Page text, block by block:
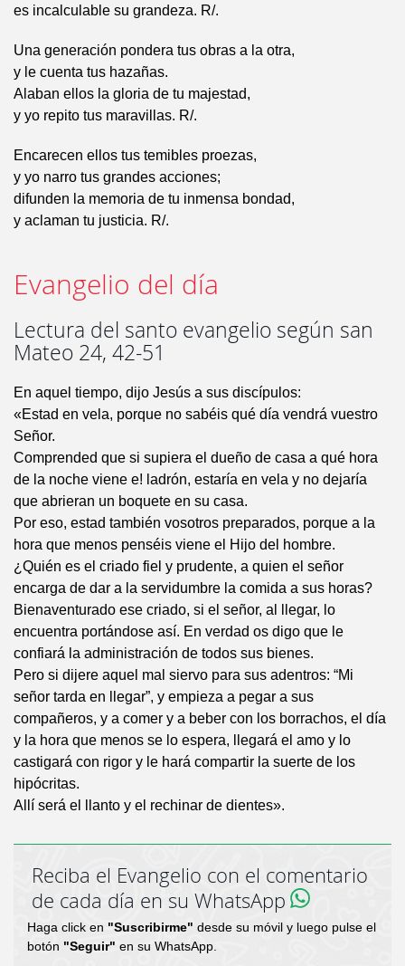
es incalculable su grandeza. R/.
Una generación pondera tus obras a la otra,
y le cuenta tus hazañas.
Alaban ellos la gloria de tu majestad,
y yo repito tus maravillas. R/.
Encarecen ellos tus temibles proezas,
y yo narro tus grandes acciones;
difunden la memoria de tu inmensa bondad,
y aclaman tu justicia. R/.
Evangelio del día
Lectura del santo evangelio según san
Mateo 24, 42-51
En aquel tiempo, dijo Jesús a sus discípulos:
«Estad en vela, porque no sabéis qué día vendrá vuestro
Señor.
Comprended que si supiera el dueño de casa a qué hora
de la noche viene e! ladrón, estaría en vela y no dejaría
que abrieran un boquete en su casa.
Por eso, estad también vosotros preparados, porque a la
hora que menos penséis viene el Hijo del hombre.
¿Quién es el criado fiel y prudente, a quien el señor
encarga de dar a la servidumbre la comida a sus horas?
Bienaventurado ese criado, si el señor, al llegar, lo
encuentra portándose así. En verdad os digo que le
confiará la administración de todos sus bienes.
Pero si dijere aquel mal siervo para sus adentros: “Mi
señor tarda en llegar”, y empieza a pegar a sus
compañeros, y a comer y a beber con los borrachos, el día
y la hora que menos se lo espera, llegará el amo y lo
castigará con rigor y le hará compartir la suerte de los
hipócritas.
Allí será el llanto y el rechinar de dientes».
Reciba el Evangelio con el comentario
de cada día en su WhatsApp
Haga click en "Suscribirme" desde su móvil y luego pulse el
botón "Seguir" en su WhatsApp.